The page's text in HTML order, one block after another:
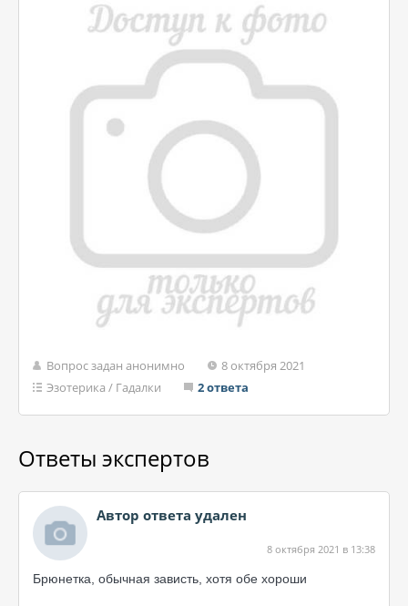
Вопрос задан анонимно
8 октября 2021
Эзотерика / Гадалки 2 ответа
Ответы экспертов
Автор ответа удален
8 октября 2021 в 13:38
Брюнетка, обычная зависть, хотя обе хороши